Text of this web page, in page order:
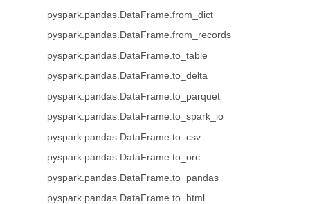
pyspark.pandas.DataFrame.from_dict
pyspark.pandas.DataFrame.from_records
pyspark.pandas.DataFrame.to_table
pyspark.pandas.DataFrame.to_delta
pyspark.pandas.DataFrame.to_parquet
pyspark.pandas.DataFrame.to_spark_io
pyspark.pandas.DataFrame.to_csv
pyspark.pandas.DataFrame.to_orc
pyspark.pandas.DataFrame.to_pandas
pyspark.pandas.DataFrame.to_html